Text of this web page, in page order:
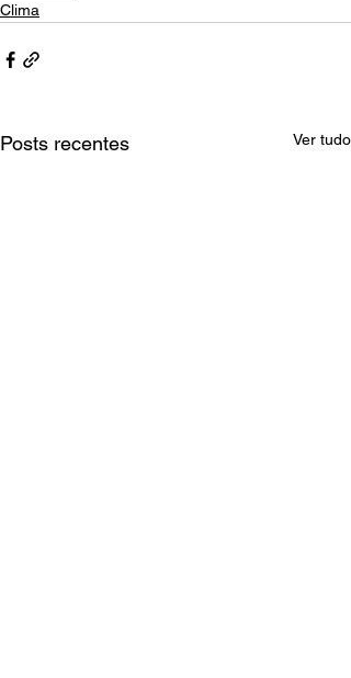
Clima
Posts recentes Ver tudo